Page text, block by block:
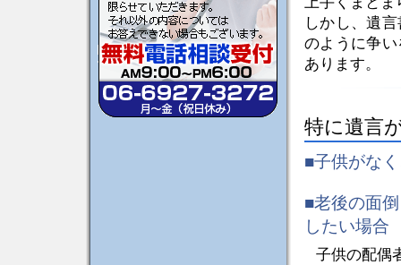
しかし、遺
のように争
あります。
特に遺言
■子供がな
■老後の面
したい場合
子供の配偶